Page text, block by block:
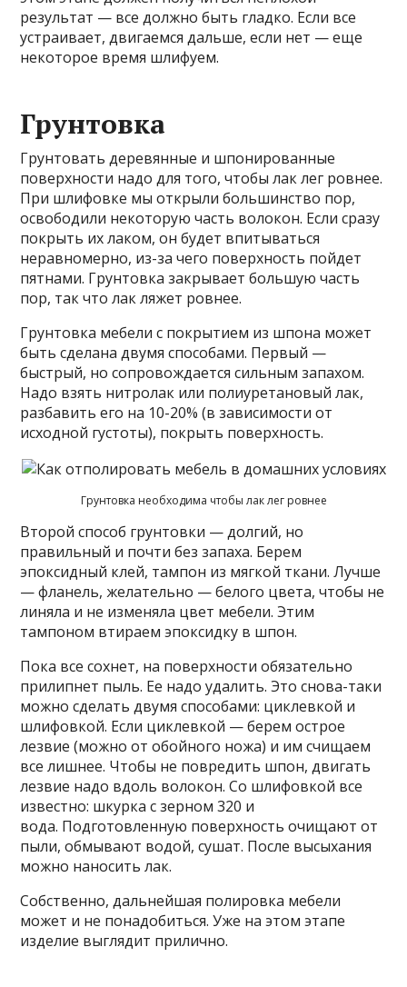
результат — все должно быть гладко. Если все
устраивает, двигаемся дальше, если нет — еще
некоторое время шлифуем.
Грунтовка
Грунтовать деревянные и шпонированные
поверхности надо для того, чтобы лак лег ровнее.
При шлифовке мы открыли большинство пор,
освободили некоторую часть волокон. Если сразу
покрыть их лаком, он будет впитываться
неравномерно, из-за чего поверхность пойдет
пятнами. Грунтовка закрывает большую часть
пор, так что лак ляжет ровнее.
Грунтовка мебели с покрытием из шпона может
быть сделана двумя способами. Первый —
быстрый, но сопровождается сильным запахом.
Надо взять нитролак или полиуретановый лак,
разбавить его на 10-20% (в зависимости от
исходной густоты), покрыть поверхность.
Грунтовка необходима чтобы лак лег ровнее
Второй способ грунтовки — долгий, но
правильный и почти без запаха. Берем
эпоксидный клей, тампон из мягкой ткани. Лучше
— фланель, желательно — белого цвета, чтобы не
линяла и не изменяла цвет мебели. Этим
тампоном втираем эпоксидку в шпон.
Пока все сохнет, на поверхности обязательно
прилипнет пыль. Ее надо удалить. Это снова-таки
можно сделать двумя способами: циклевкой и
шлифовкой. Если циклевкой — берем острое
лезвие (можно от обойного ножа) и им счищаем
все лишнее. Чтобы не повредить шпон, двигать
лезвие надо вдоль волокон. Со шлифовкой все
известно: шкурка с зерном 320 и
вода. Подготовленную поверхность очищают от
пыли, обмывают водой, сушат. После высыхания
можно наносить лак.
Собственно, дальнейшая полировка мебели
может и не понадобиться. Уже на этом этапе
изделие выглядит прилично.